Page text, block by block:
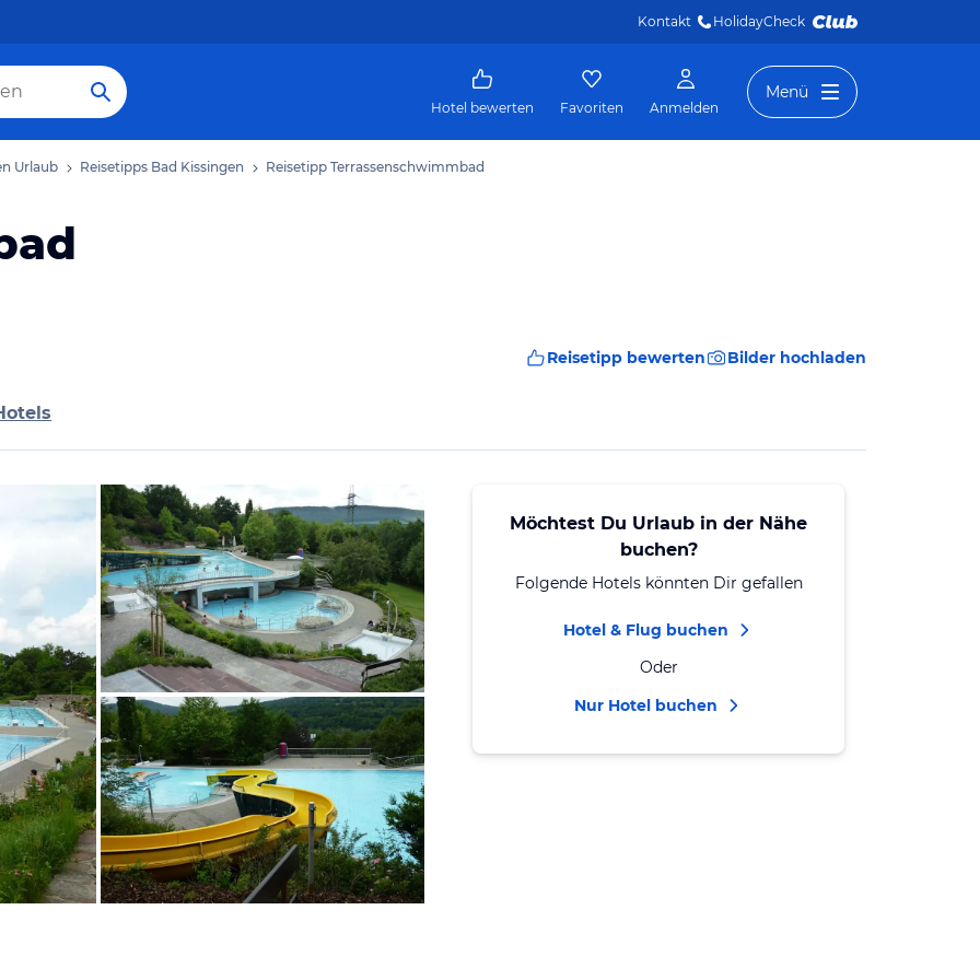
Kontakt HolidayCheck
Hotel bewerten Favoriten Anmelden
Menü
Urlaub Reisetipps Bad Kissingen Reisetipp Terrassenschwimmbad
Reisetipp bewerten Bilder hochladen
Bild melden
von Martina
Möchtest Du Urlaub in der Nähe
buchen?
Folgende Hotels könnten Dir gefallen
Hotel & Flug buchen
Oder
Nur Hotel buchen